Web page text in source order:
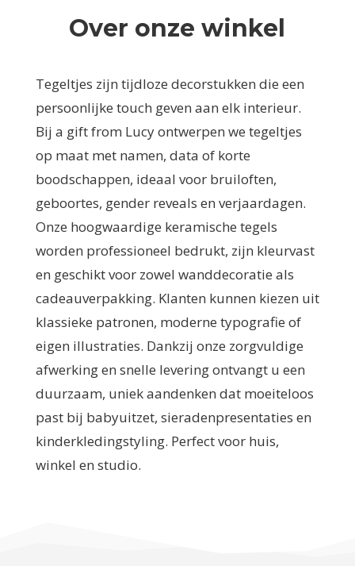
Over onze winkel
Tegeltjes zijn tijdloze decorstukken die een
persoonlijke touch geven aan elk interieur.
Bij a gift from Lucy ontwerpen we tegeltjes
op maat met namen, data of korte
boodschappen, ideaal voor bruiloften,
geboortes, gender reveals en verjaardagen.
Onze hoogwaardige keramische tegels
worden professioneel bedrukt, zijn kleurvast
en geschikt voor zowel wanddecoratie als
cadeauverpakking. Klanten kunnen kiezen uit
klassieke patronen, moderne typografie of
eigen illustraties. Dankzij onze zorgvuldige
afwerking en snelle levering ontvangt u een
duurzaam, uniek aandenken dat moeiteloos
past bij babyuitzet, sieradenpresentaties en
kinderkledingstyling. Perfect voor huis,
winkel en studio.